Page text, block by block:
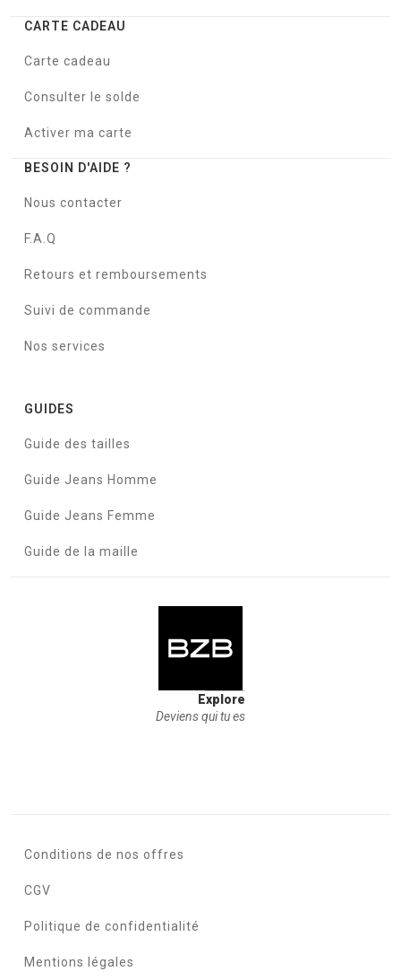
CARTE CADEAU
Carte cadeau
Consulter le solde
Activer ma carte
BESOIN D'AIDE ?
Nous contacter
F.A.Q
Retours et remboursements
Suivi de commande
Nos services
GUIDES
Guide des tailles
Guide Jeans Homme
Guide Jeans Femme
Guide de la maille
Explore
Deviens qui tu es
Conditions de nos offres
CGV
Politique de confidentialité
Mentions légales